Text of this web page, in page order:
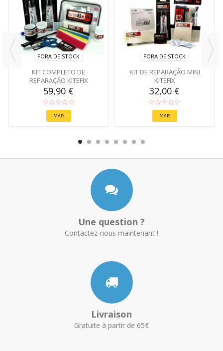
FORA DE STOCK
KIT COMPLETO DE
REPARAÇÃO KITEFIX
59,90 €
MAIS
FORA DE STOCK
KIT DE REPARAÇÃO MINI
KITEFIX
32,00 €
MAIS
Une question ?
Contactez-nous maintenant !
Livraison
Gratuite à partir de 65€